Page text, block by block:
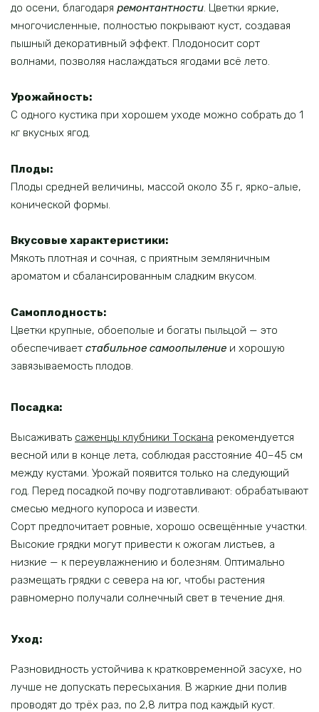
до осени, благодаря ремонтантности. Цветки яркие,
многочисленные, полностью покрывают куст, создавая
пышный декоративный эффект. Плодоносит сорт
волнами, позволяя наслаждаться ягодами всё лето.
Урожайность:
С одного кустика при хорошем уходе можно собрать до 1
кг вкусных ягод.
Плоды:
Плоды средней величины, массой около 35 г, ярко-алые,
конической формы.
Вкусовые характеристики:
Мякоть плотная и сочная, с приятным земляничным
ароматом и сбалансированным сладким вкусом.
Самоплодность:
Цветки крупные, обоеполые и богаты пыльцой — это
обеспечивает стабильное самоопыление и хорошую
завязываемость плодов.
Посадка:
Высаживать саженцы клубники Тоскана рекомендуется
весной или в конце лета, соблюдая расстояние 40–45 см
между кустами. Урожай появится только на следующий
год. Перед посадкой почву подготавливают: обрабатывают
смесью медного купороса и извести.
Сорт предпочитает ровные, хорошо освещённые участки.
Высокие грядки могут привести к ожогам листьев, а
низкие — к переувлажнению и болезням. Оптимально
размещать грядки с севера на юг, чтобы растения
равномерно получали солнечный свет в течение дня.
Уход:
Разновидность устойчива к кратковременной засухе, но
лучше не допускать пересыхания. В жаркие дни полив
проводят до трёх раз, по 2,8 литра под каждый куст.